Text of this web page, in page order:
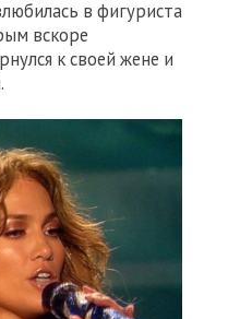
в фигуриста
вскоре
к своей жене и